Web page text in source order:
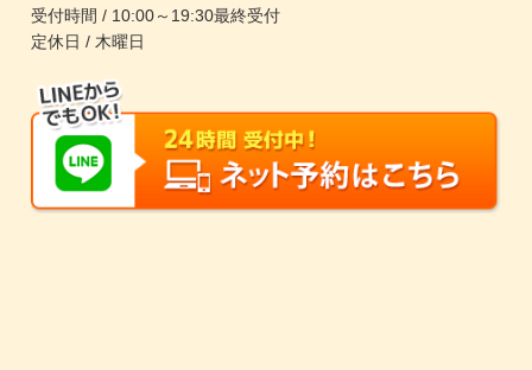
受付時間 / 10:00～19:30最終受付
定休日 / 木曜日